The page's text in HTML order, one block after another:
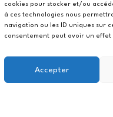
cookies pour stocker et/ou
à ces technologies nous
navigation ou les ID uniques sur
consentement peut avoir un
Accepter